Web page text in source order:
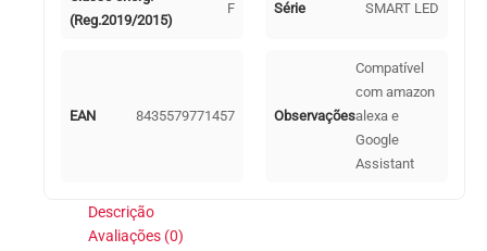
(Reg.2019/2015)
F Série SMART LED
EAN 8435579771457 Observações
Compatível
com amazon
alexa e
Google
Assistant
Descrição
Avaliações (0)